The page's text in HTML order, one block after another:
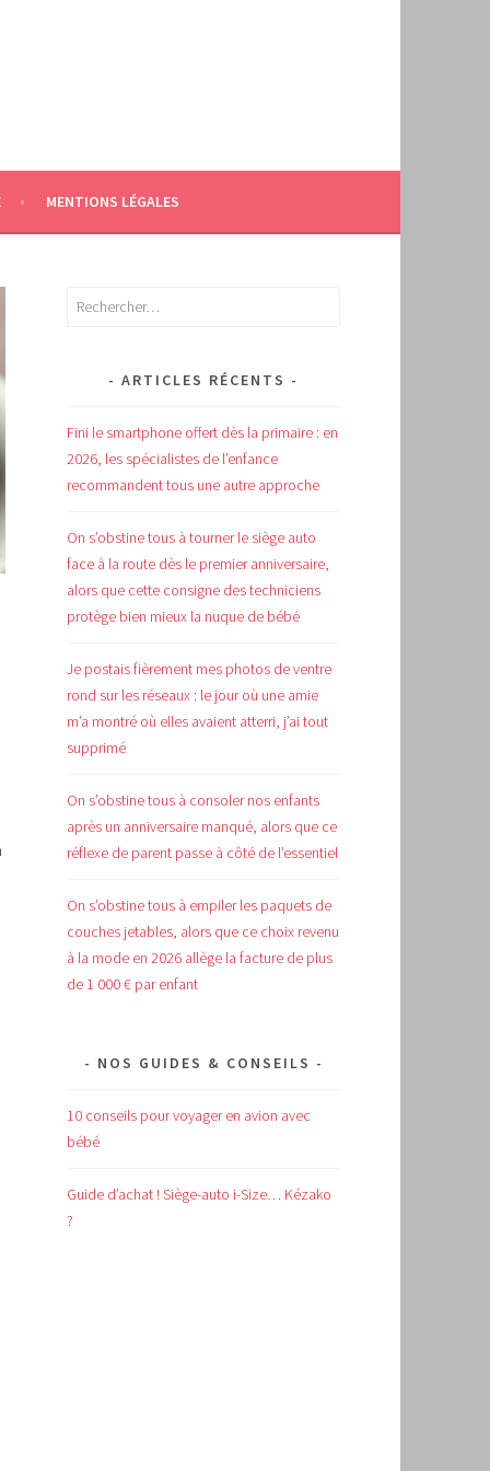
MENTIONS LÉGALES
Rechercher :
ARTICLES RÉCENTS
Fini le smartphone offert dès la primaire : en
2026, les spécialistes de l’enfance
recommandent tous une autre approche
On s’obstine tous à tourner le siège auto
face à la route dès le premier anniversaire,
alors que cette consigne des techniciens
protège bien mieux la nuque de bébé
Je postais fièrement mes photos de ventre
rond sur les réseaux : le jour où une amie
m’a montré où elles avaient atterri, j’ai tout
supprimé
On s’obstine tous à consoler nos enfants
après un anniversaire manqué, alors que ce
réflexe de parent passe à côté de l’essentiel
On s’obstine tous à empiler les paquets de
couches jetables, alors que ce choix revenu
à la mode en 2026 allège la facture de plus
de 1 000 € par enfant
NOS GUIDES & CONSEILS
10 conseils pour voyager en avion avec
bébé
Guide d’achat ! Siège-auto i-Size… Kézako
?